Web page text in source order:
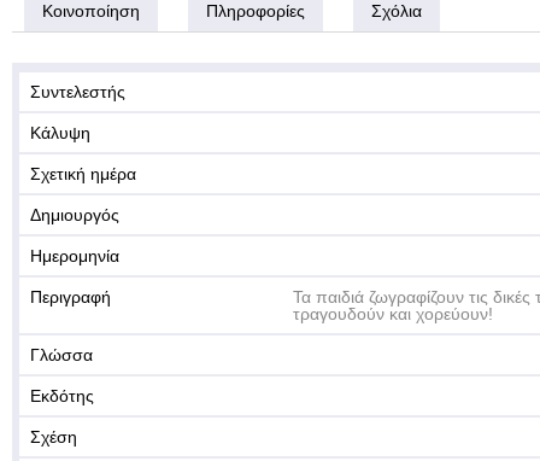
Κοινοποίηση Πληροφορίες Σχόλια
Συντελεστής
Κάλυψη
Σχετική ημέρα
Δημιουργός
Ημερομηνία
Περιγραφή
Τα παιδιά ζωγραφίζουν τις
τραγουδούν και χορεύουν!
Γλώσσα
Εκδότης
Σχέση